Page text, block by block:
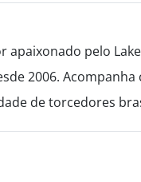
apaixonado pelo
2006.
de torcedores